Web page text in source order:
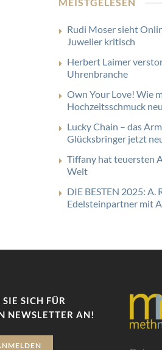
Rudi Moser sieht
Juwelier kritisch
Herbert Laimer
Uhrenbranche
Own Your Love! Wie
Hochzeitsschmuck
Lucky Chain – das
Glücksbringer jetzt
Tiffany hat teuersten
Welt
DIE BESTEN 2025:
Edelsteinpartner mit
SICH FÜR
NEWSLETTER AN!